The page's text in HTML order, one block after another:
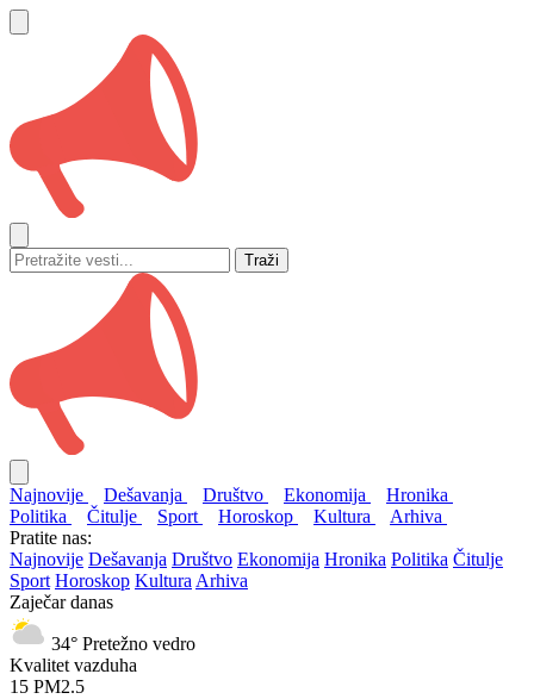
Traži
Najnovije Dešavanja Društvo Ekonomija
Hronika
Politika
Čitulje Sport Horoskop Kultura
Arhiva
Pratite nas:
Najnovije Dešavanja Društvo Ekonomija Hronika Politika Čitulje
Sport Horoskop Kultura Arhiva
Zaječar danas
34° Pretežno vedro
Kvalitet vazduha
15 PM2.5